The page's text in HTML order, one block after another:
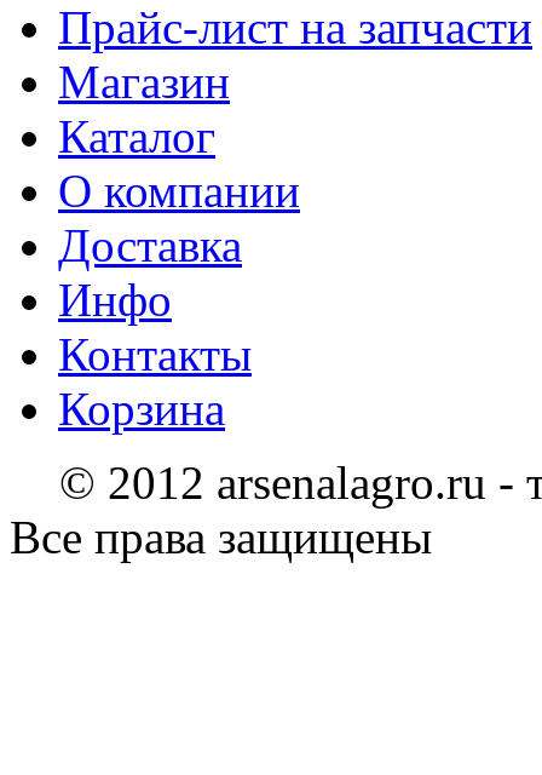
Прайс-лист на запчасти
Магазин
Каталог
О компании
Доставка
Инфо
Контакты
Корзина
© 2012 arsenalagro.ru -
Все права защищены